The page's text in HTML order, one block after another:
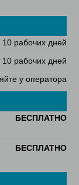
10 рабочих дней
10 рабочих дней
у оператора
БЕСПЛАТНО
БЕСПЛАТНО